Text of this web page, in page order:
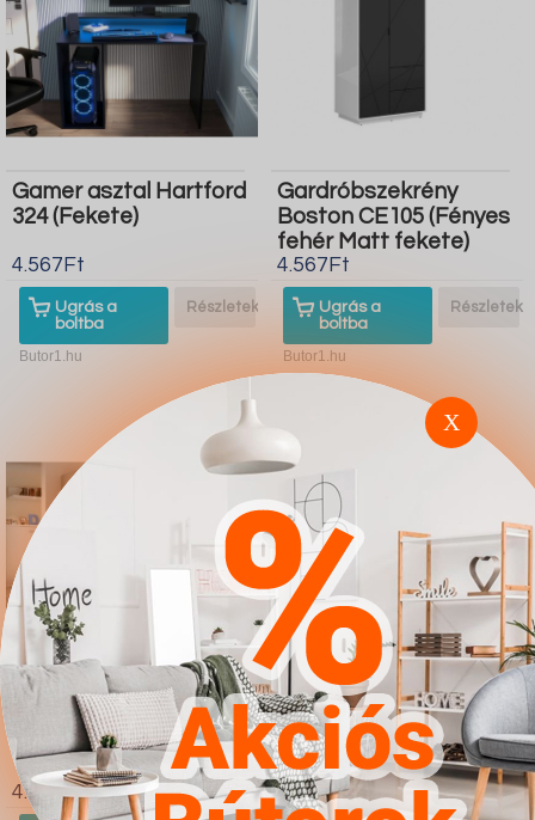
Gamer asztal Hartford
324 (Fekete)
4.567Ft
Ugrás a
boltba
Részletek
Butor1.hu
Gardróbszekrény
Boston CE105 (Fényes
fehér Matt fekete)
4.567Ft
Ugrás a
boltba
Részletek
Butor1.hu
Gardróbszekrény
Atlanta 103 (Fehér)
4.567Ft
Cipőtároló Hartford
F105 (Fehér)
4.567Ft
X